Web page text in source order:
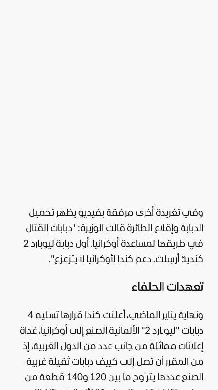
وفي تغريدة أخرى مرفقة بفيديو يظهر تحميل
الدبابة وإقلاع الطائرة قالت الوزيرة: "دبابات القتال
في طريقها لمساعدة أوكرانيا. أول دبابة ليوبارد 2
كندية أرسِلت. دعم كندا لأوكرانيا لا يتزعزع".
تعهدات الحلفاء
ونهاية يناير الماضي، أعلنت كندا قرارها تسليم 4
دبابات "ليوبارد 2" الألمانية الصنع إلى أوكرانيا، غداة
إعلانات مماثلة من جانب عدد من الدول الغربية، إذ
من المقرر أن تصل إلى كييف دبابات ثقيلة غربية
الصنع عددها يتراوح ما بين 120 و140 قطعة من